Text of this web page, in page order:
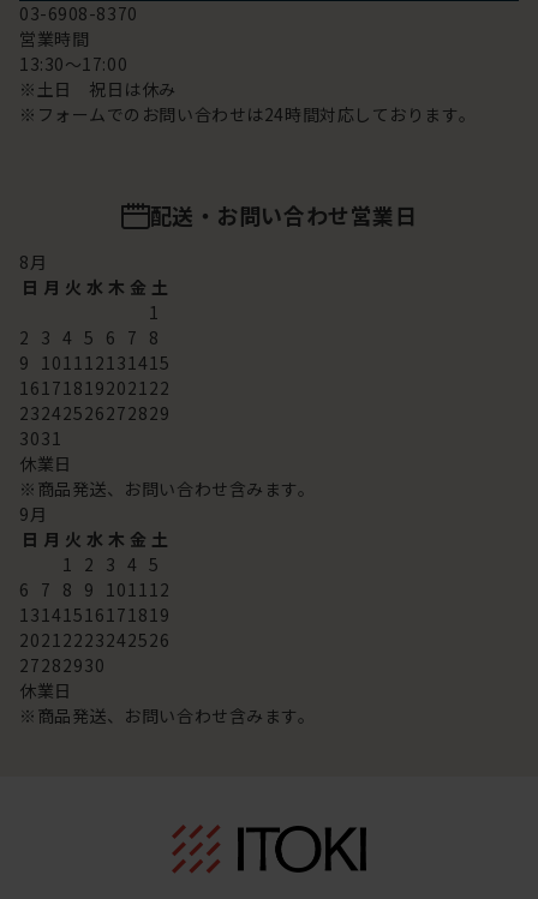
03-6908-8370
営業時間
13:30～17:00
※土日 祝日は休み
※フォームでのお問い合わせは24時間対応しております。
配送・お問い合わせ営業日
8月
日 月 火 水 木 金 土
1
2 3 4 5 6 7 8
9 101112131415
16171819202122
23242526272829
3031
休業日
※商品発送、お問い合わせ含みます。
9月
日 月 火 水 木 金 土
1 2 3 4 5
6 7 8 9 101112
13141516171819
20212223242526
27282930
休業日
※商品発送、お問い合わせ含みます。